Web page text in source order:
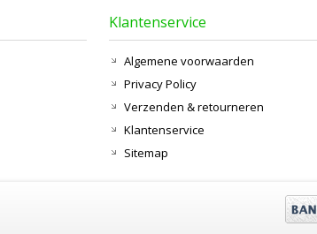
Klantenservice
Algemene voorwaarden
Privacy Policy
Verzenden & retourneren
Klantenservice
Sitemap